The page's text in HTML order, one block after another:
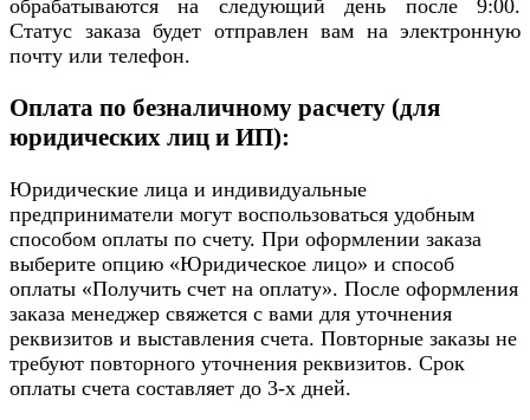
обрабатываются на следующий день после 9:00.
Статус заказа будет отправлен вам на электронную
почту или телефон.
Оплата по безналичному расчету (для
юридических лиц и ИП):
Юридические лица и индивидуальные
предприниматели могут воспользоваться удобным
способом оплаты по счету. При оформлении заказа
выберите опцию «Юридическое лицо» и способ
оплаты «Получить счет на оплату». После оформления
заказа менеджер свяжется с вами для уточнения
реквизитов и выставления счета. Повторные заказы не
требуют повторного уточнения реквизитов. Срок
оплаты счета составляет до 3-х дней.